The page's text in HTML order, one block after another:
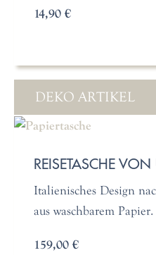
14,90 €
DEKO ARTIKEL
REISETASCHE
Italienisches Design
aus waschbarem Papier.
159,00 €